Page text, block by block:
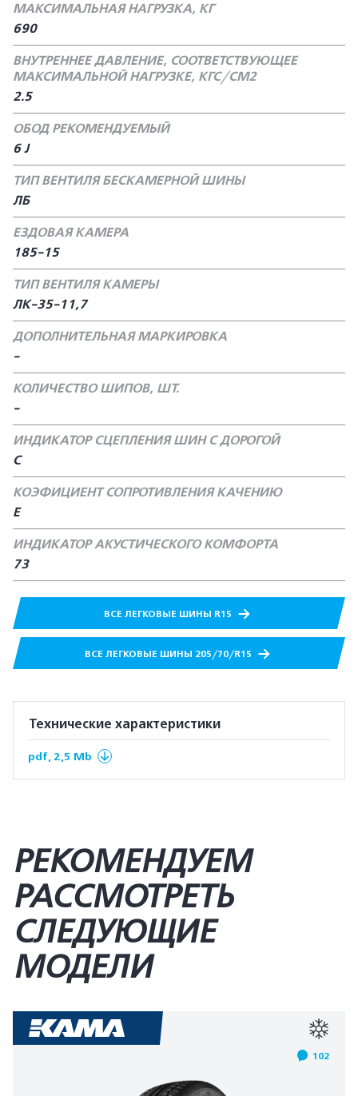
МАКСИМАЛЬНАЯ НАГРУЗКА, КГ
690
ВНУТРЕННЕЕ ДАВЛЕНИЕ, СООТВЕТСТВУЮЩЕЕ
МАКСИМАЛЬНОЙ НАГРУЗКЕ, КГС/СМ2
2.5
ОБОД РЕКОМЕНДУЕМЫЙ
6 J
ТИП ВЕНТИЛЯ БЕСКАМЕРНОЙ ШИНЫ
ЛБ
ЕЗДОВАЯ КАМЕРА
185-15
ТИП ВЕНТИЛЯ КАМЕРЫ
ЛК-35-11,7
ДОПОЛНИТЕЛЬНАЯ МАРКИРОВКА
-
КОЛИЧЕСТВО ШИПОВ, ШТ.
-
ИНДИКАТОР СЦЕПЛЕНИЯ ШИН С ДОРОГОЙ
С
КОЭФИЦИЕНТ СОПРОТИВЛЕНИЯ КАЧЕНИЮ
Е
ИНДИКАТОР АКУСТИЧЕСКОГО КОМФОРТА
73
ВСЕ ЛЕГКОВЫЕ ШИНЫ R15
ВСЕ ЛЕГКОВЫЕ ШИНЫ 205/70/R15
Технические характеристики
pdf, 2,5 Mb
РЕКОМЕНДУЕМ
РАССМОТРЕТЬ
СЛЕДУЮЩИЕ
МОДЕЛИ
102